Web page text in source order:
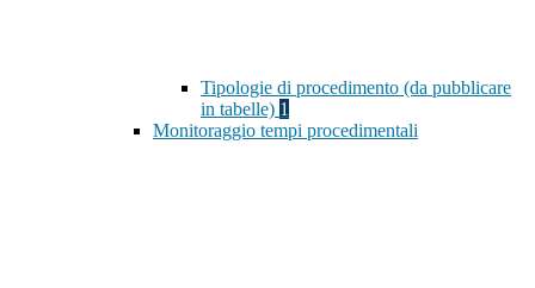
Tipologie di procedimento (da pubblicare
in tabelle) 1
Monitoraggio tempi procedimentali